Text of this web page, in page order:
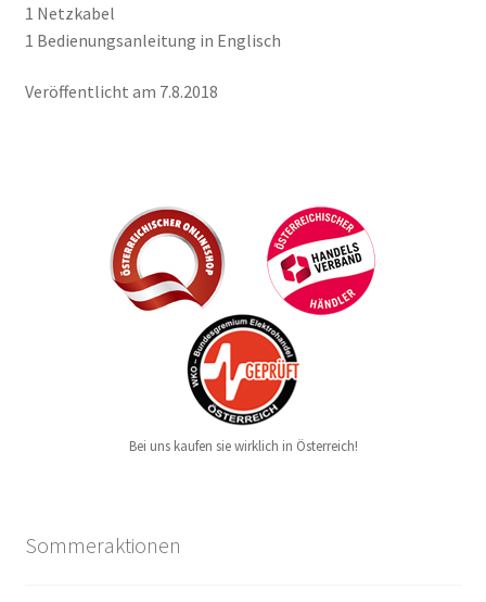
1 Netzkabel
1 Bedienungsanleitung in Englisch
Veröffentlicht am 7.8.2018
Bei uns kaufen sie wirklich in Österreich!
Sommeraktionen